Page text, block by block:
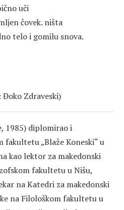
uči
čovek. ništa
telo i gomilu snova.
Đoko Zdraveski)
1985) diplomirao i
„Blaže Koneski“ u
kao lektor za makedonski
fakultetu u Nišu,
na Katedri za makedonski
na Filološkom fakultetu u